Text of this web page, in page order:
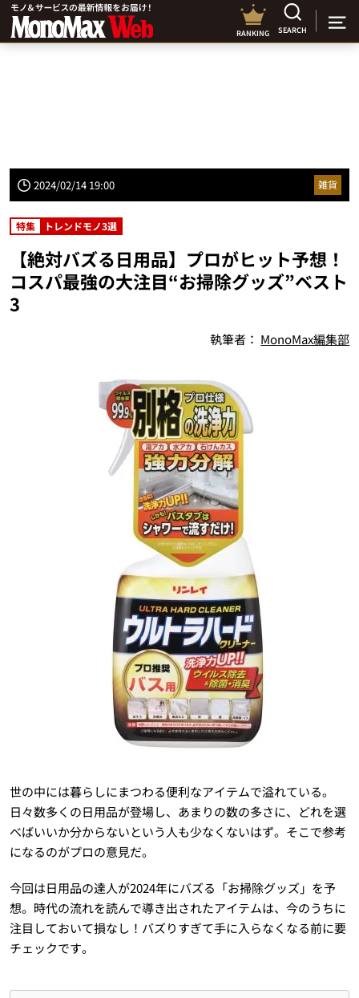
RANKING SEARCH
2024/02/14 19:00 雑貨
特集 トレンドモノ3選
【絶対バズる日用品】プロがヒット予想！
コスパ最強の大注目“お掃除グッズ”ベスト
3
執筆者： MonoMax編集部
世の中には暮らしにまつわる便利なアイテムで溢れている。
日々数多くの日用品が登場し、あまりの数の多さに、どれを選
べばいいか分からないという人も少なくないはず。そこで参考
になるのがプロの意見だ。
今回は日用品の達人が2024年にバズる「お掃除グッズ」を予
想。時代の流れを読んで導き出されたアイテムは、今のうちに
注目しておいて損なし！バズりすぎて手に入らなくなる前に要
チェックです。